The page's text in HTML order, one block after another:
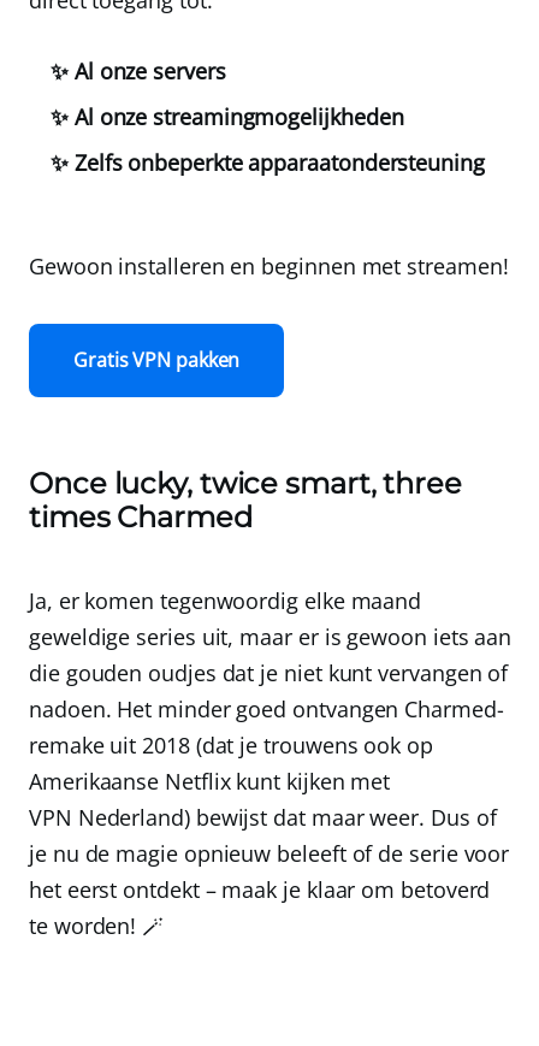
✨ Al onze servers
✨ Al onze streamingmogelijkheden
✨ Zelfs onbeperkte apparaatondersteuning
Gewoon installeren en beginnen met streamen!
Gratis VPN pakken
Once lucky, twice smart, three
times Charmed
Ja, er komen tegenwoordig elke maand
geweldige series uit, maar er is gewoon iets aan
die gouden oudjes dat je niet kunt vervangen of
nadoen. Het minder goed ontvangen Charmed-
remake uit 2018 (dat je trouwens ook op
Amerikaanse Netflix kunt kijken met
VPN Nederland) bewijst dat maar weer. Dus of
je nu de magie opnieuw beleeft of de serie voor
het eerst ontdekt – maak je klaar om betoverd
te worden! 🪄